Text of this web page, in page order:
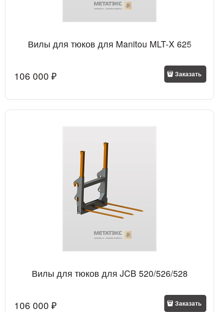
Вилы для тюков для Manitou MLT-X 625
106 000 ₽ Заказать
Вилы для тюков для JCB 520/526/528
106 000 ₽ Заказать